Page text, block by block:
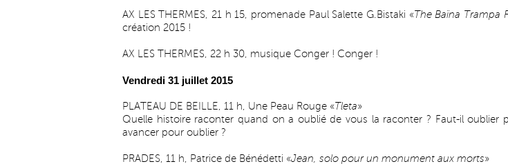
AX LES THERMES, 21 h 15, promenade Paul Salette G.Bistaki «The Baïna Trampa
création 2015 !
AX LES THERMES, 22 h 30, musique Conger ! Conger !
Vendredi 31 juillet 2015
PLATEAU DE BEILLE, 11 h, Une Peau Rouge «Tleta»
Quelle histoire raconter quand on a oublié de vous la raconter ? Faut-il oublier
avancer pour oublier ?
PRADES, 11 h, Patrice de Bénédetti «Jean, solo pour un monument aux morts»